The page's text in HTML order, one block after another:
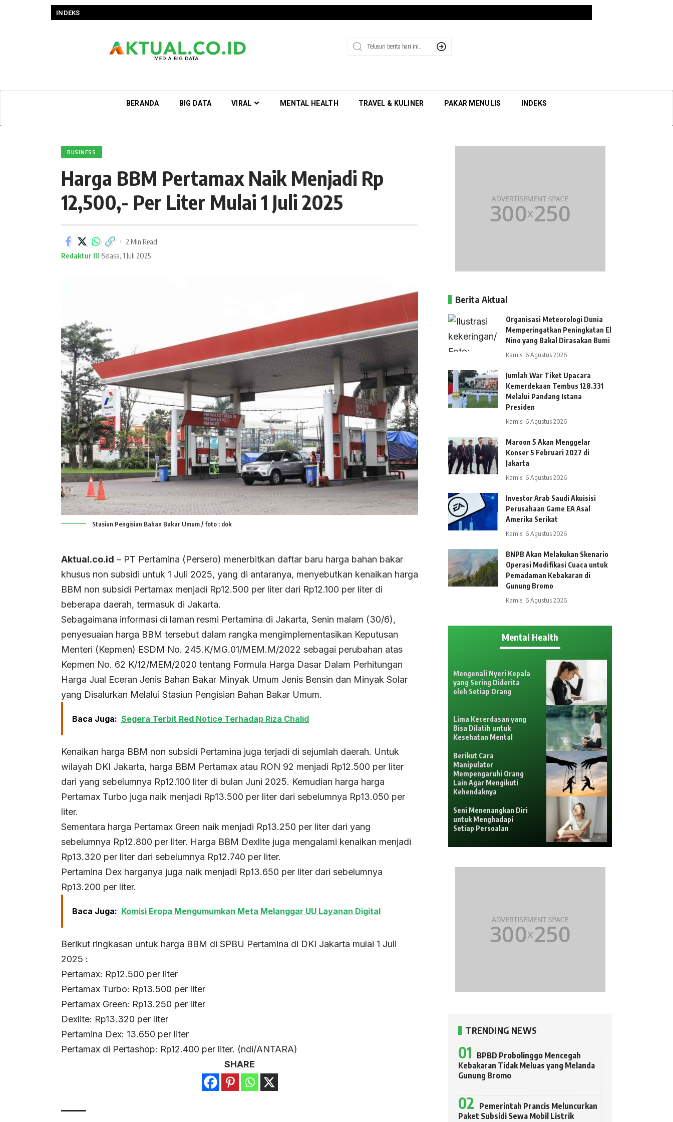
INDEKS
BERANDA BIG DATA VIRAL MENTAL HEALTH TRAVEL & KULINER PAKAR MENULIS INDEKS
BUSINESS
Harga BBM Pertamax Naik Menjadi Rp
12,500,- Per Liter Mulai 1 Juli 2025
Redaktur III Selasa, 1 Juli 2025
2 Min Read
Stasiun Pengisian Bahan Bakar Umum / foto : dok
Aktual.co.id – PT Pertamina (Persero) menerbitkan daftar baru harga bahan bakar
khusus non subsidi untuk 1 Juli 2025, yang di antaranya, menyebutkan kenaikan harga
BBM non subsidi Pertamax menjadi Rp12.500 per liter dari Rp12.100 per liter di
beberapa daerah, termasuk di Jakarta.
Sebagaimana informasi di laman resmi Pertamina di Jakarta, Senin malam (30/6),
penyesuaian harga BBM tersebut dalam rangka mengimplementasikan Keputusan
Menteri (Kepmen) ESDM No. 245.K/MG.01/MEM.M/2022 sebagai perubahan atas
Kepmen No. 62 K/12/MEM/2020 tentang Formula Harga Dasar Dalam Perhitungan
Harga Jual Eceran Jenis Bahan Bakar Minyak Umum Jenis Bensin dan Minyak Solar
yang Disalurkan Melalui Stasiun Pengisian Bahan Bakar Umum.
Baca Juga: Segera Terbit Red Notice Terhadap Riza Chalid
Kenaikan harga BBM non subsidi Pertamina juga terjadi di sejumlah daerah. Untuk
wilayah DKI Jakarta, harga BBM Pertamax atau RON 92 menjadi Rp12.500 per liter
dari yang sebelumnya Rp12.100 liter di bulan Juni 2025. Kemudian harga harga
Pertamax Turbo juga naik menjadi Rp13.500 per liter dari sebelumnya Rp13.050 per
liter.
Sementara harga Pertamax Green naik menjadi Rp13.250 per liter dari yang
sebelumnya Rp12.800 per liter. Harga BBM Dexlite juga mengalami kenaikan menjadi
Rp13.320 per liter dari sebelumnya Rp12.740 per liter.
Pertamina Dex harganya juga naik menjadi Rp13.650 per liter dari sebelumnya
Rp13.200 per liter.
Baca Juga: Komisi Eropa Mengumumkan Meta Melanggar UU Layanan Digital
Berikut ringkasan untuk harga BBM di SPBU Pertamina di DKI Jakarta mulai 1 Juli
2025 :
Pertamax: Rp12.500 per liter
Pertamax Turbo: Rp13.500 per liter
Pertamax Green: Rp13.250 per liter
Dexlite: Rp13.320 per liter
Pertamina Dex: 13.650 per liter
Pertamax di Pertashop: Rp12.400 per liter. (ndi/ANTARA)
SHARE
Berita Aktual
Organisasi Meteorologi Dunia
Memperingatkan Peningkatan El
Nino yang Bakal Dirasakan Bumi
Kamis, 6 Agustus 2026
Jumlah War Tiket Upacara
Kemerdekaan Tembus 128.331
Melalui Pandang Istana
Presiden
Kamis, 6 Agustus 2026
Maroon 5 Akan Menggelar
Konser 5 Februari 2027 di
Jakarta
Kamis, 6 Agustus 2026
Investor Arab Saudi Akuisisi
Perusahaan Game EA Asal
Amerika Serikat
Kamis, 6 Agustus 2026
BNPB Akan Melakukan Skenario
Operasi Modifikasi Cuaca untuk
Pemadaman Kebakaran di
Gunung Bromo
Kamis, 6 Agustus 2026
Mental Health
Mengenali Nyeri Kepala
yang Sering Diderita
oleh Setiap Orang
Lima Kecerdasan yang
Bisa Dilatih untuk
Kesehatan Mental
Berikut Cara
Manipulator
Mempengaruhi Orang
Lain Agar Mengikuti
Kehendaknya
Seni Menenangkan Diri
untuk Menghadapi
Setiap Persoalan
TRENDING NEWS
BPBD Probolinggo Mencegah
Kebakaran Tidak Meluas yang Melanda
Gunung Bromo
Pemerintah Prancis Meluncurkan
Paket Subsidi Sewa Mobil Listrik